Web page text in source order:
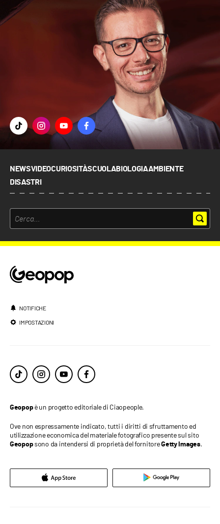
NEWSVIDEOCURIOSITÀSCUOLABIOLOGIAAMBIENTE
DISASTRI
NOTIFICHE
IMPOSTAZIONI
Geopopè un progetto editoriale di Ciaopeople.
Ove non espressamente indicato, tutti i diritti di sfruttamento ed
utilizzazione economica del materiale fotografico presente sul sito
Geopopsono da intendersi di proprietà del fornitoreGetty Images.